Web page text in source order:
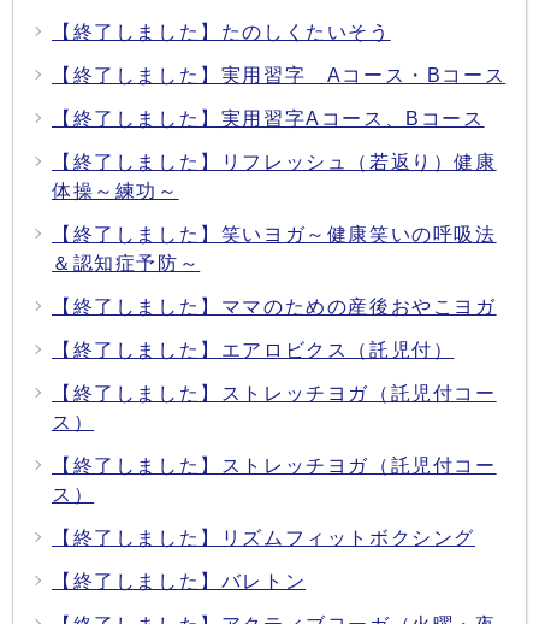
【終了しました】たのしくたいそう
【終了しました】実用習字 Aコース・Bコース
【終了しました】実用習字Aコース、Bコース
【終了しました】リフレッシュ（若返り）健康
体操～練功～
【終了しました】笑いヨガ～健康笑いの呼吸法
＆認知症予防～
【終了しました】ママのための産後おやこヨガ
【終了しました】エアロビクス（託児付）
【終了しました】ストレッチヨガ（託児付コー
ス）
【終了しました】ストレッチヨガ（託児付コー
ス）
【終了しました】リズムフィットボクシング
【終了しました】バレトン